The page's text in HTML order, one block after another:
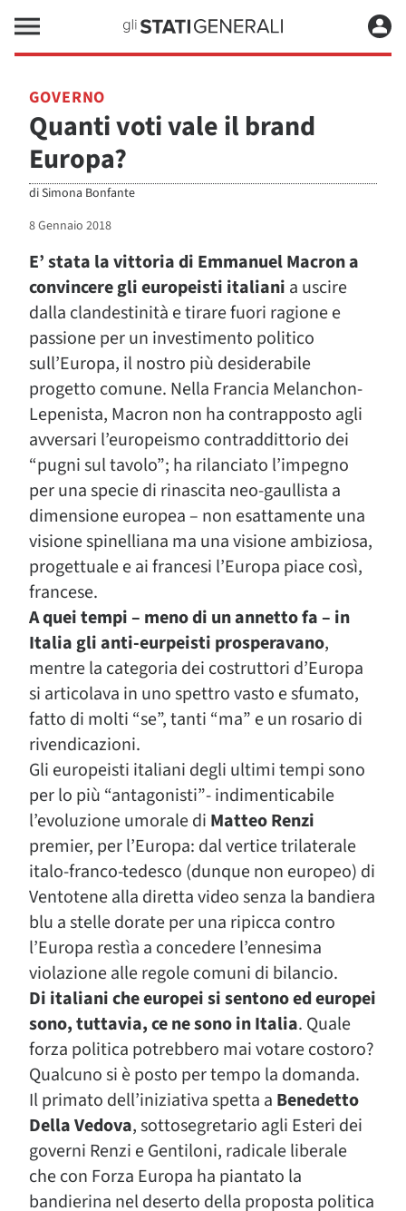
GOVERNO
Quanti voti vale il brand
Europa?
diSimona Bonfante
8 Gennaio 2018
E’ stata la vittoria di Emmanuel Macron a
convincere gli europeisti italiani a uscire
dalla clandestinità e tirare fuori ragione e
passione per un investimento politico
sull’Europa, il nostro più desiderabile
progetto comune. Nella Francia Melanchon-
Lepenista, Macron non ha contrapposto agli
avversari l’europeismo contraddittorio dei
“pugni sul tavolo”; ha rilanciato l’impegno
per una specie di rinascita neo-gaullista a
dimensione europea – non esattamente una
visione spinelliana ma una visione ambiziosa,
progettuale e ai francesi l’Europa piace così,
francese.
A quei tempi – meno di un annetto fa – in
Italia gli anti-eurpeisti prosperavano,
mentre la categoria dei costruttori d’Europa
si articolava in uno spettro vasto e sfumato,
fatto di molti “se”, tanti “ma” e un rosario di
rivendicazioni.
Gli europeisti italiani degli ultimi tempi sono
per lo più “antagonisti”- indimenticabile
l’evoluzione umorale di Matteo Renzi
premier, per l’Europa: dal vertice trilaterale
italo-franco-tedesco (dunque non europeo) di
Ventotene alla diretta video senza la bandiera
blu a stelle dorate per una ripicca contro
l’Europa restìa a concedere l’ennesima
violazione alle regole comuni di bilancio.
Di italiani che europei si sentono ed europei
sono, tuttavia, ce ne sono in Italia. Quale
forza politica potrebbero mai votare costoro?
Qualcuno si è posto per tempo la domanda.
Il primato dell’iniziativa spetta a Benedetto
Della Vedova, sottosegretario agli Esteri dei
governi Renzi e Gentiloni, radicale liberale
che con Forza Europa ha piantato la
bandierina nel deserto della proposta politica